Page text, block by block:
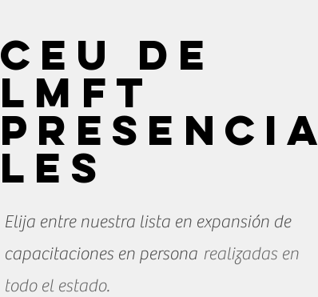
CEU de
LMFT
presencia
les
Elija entre nuestra lista en expansión de
capacitaciones en persona realizadas en
todo el estado.